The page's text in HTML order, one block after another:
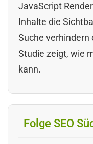
JavaScript
Inhalte die
Suche verhindern
Studie zeigt, wie
kann.
Folge SEO